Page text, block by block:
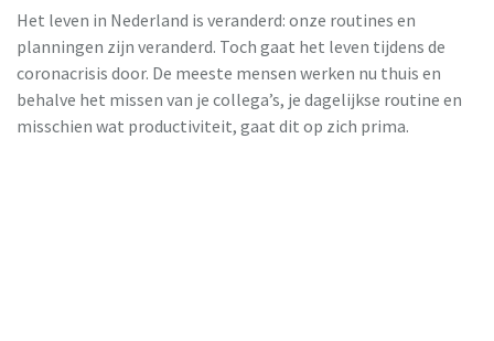
Het leven in Nederland is veranderd: onze routines en
planningen zijn veranderd. Toch gaat het leven tijdens de
coronacrisis door. De meeste mensen werken nu thuis en
behalve het missen van je collega’s, je dagelijkse routine en
misschien wat productiviteit, gaat dit op zich prima.